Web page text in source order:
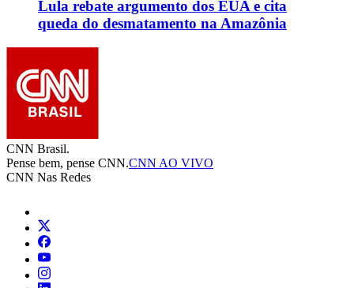
Lula rebate argumento dos EUA e cita
queda do desmatamento na Amazônia
CNN Brasil.
Pense bem, pense CNN.CNN AO VIVO
CNN Nas Redes